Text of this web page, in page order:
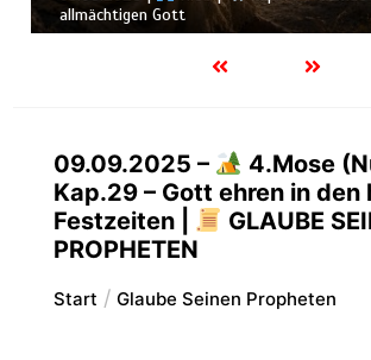
allmächtigen Gott
09.09.2025 –
4.Mose
Kap.29 – Gott ehren in den
Festzeiten |
GLAUBE
PROPHETEN
Start Glaube Seinen Propheten